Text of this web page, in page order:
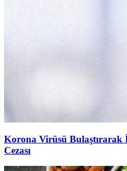
Korona Virüsü Bulaştırarak
Cezası